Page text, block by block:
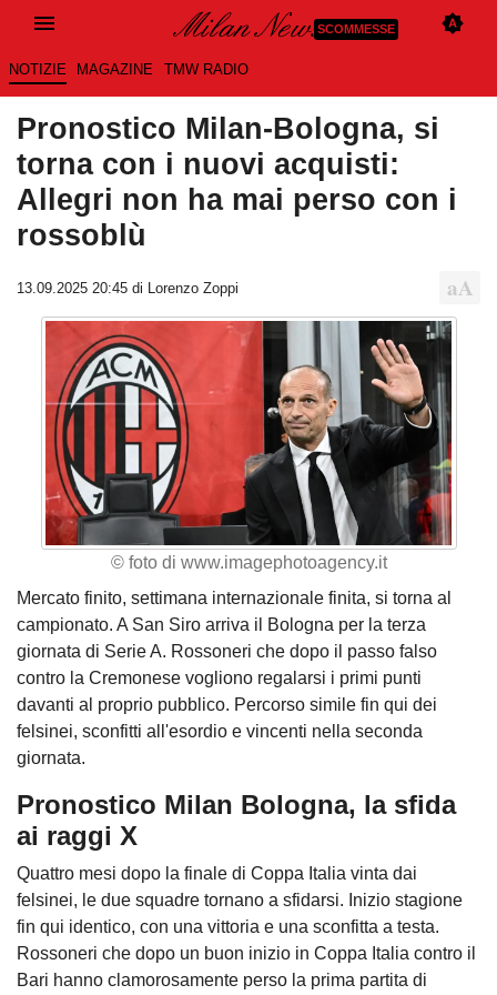
SCOMMESSE
NOTIZIE MAGAZINE TMW RADIO
Pronostico Milan-Bologna, si
torna con i nuovi acquisti:
Allegri non ha mai perso con i
rossoblù
13.09.2025 20:45 di Lorenzo Zoppi
© foto di www.imagephotoagency.it
Mercato finito, settimana internazionale finita, si torna al
campionato. A San Siro arriva il Bologna per la terza
giornata di Serie A. Rossoneri che dopo il passo falso
contro la Cremonese vogliono regalarsi i primi punti
davanti al proprio pubblico. Percorso simile fin qui dei
felsinei, sconfitti all'esordio e vincenti nella seconda
giornata.
Pronostico Milan Bologna, la sfida
ai raggi X
Quattro mesi dopo la finale di Coppa Italia vinta dai
felsinei, le due squadre tornano a sfidarsi. Inizio stagione
fin qui identico, con una vittoria e una sconfitta a testa.
Rossoneri che dopo un buon inizio in Coppa Italia contro il
Bari hanno clamorosamente perso la prima partita di